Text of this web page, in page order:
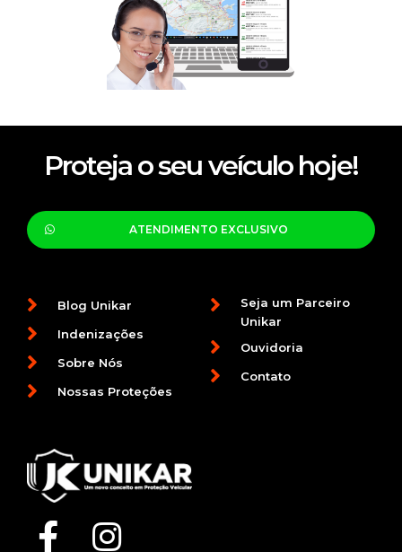
Proteja o seu veículo hoje!
ATENDIMENTO EXCLUSIVO
Blog Unikar
Indenizações
Sobre Nós
Nossas Proteções
Seja um Parceiro
Unikar
Ouvidoria
Contato